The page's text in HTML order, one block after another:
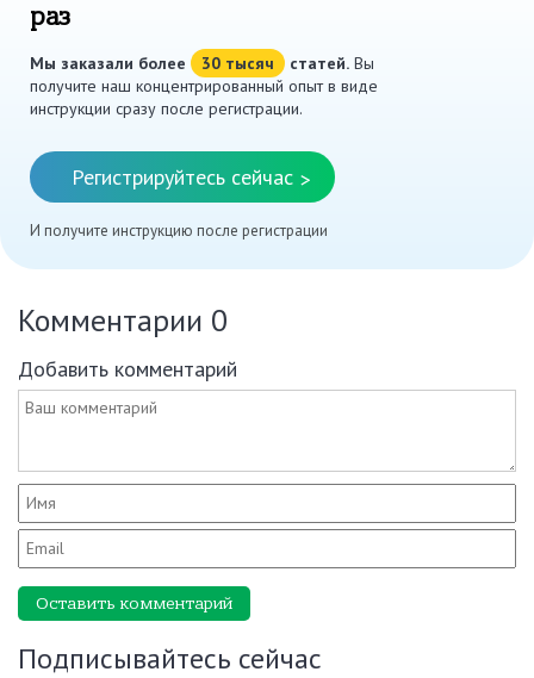
раз
Мы заказали более 30 тысяч статей. Вы
получите наш концентрированный опыт в виде
инструкции сразу после регистрации.
Регистрируйтесь сейчас >
И получите инструкцию после регистрации
Комментарии 0
Добавить комментарий
Оставить комментарий
Подписывайтесь сейчас